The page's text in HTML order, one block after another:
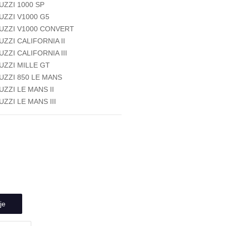
1000 SP
V1000 G5
V1000 CONVERT
CALIFORNIA II
CALIFORNIA III
MILLE GT
850 LE MANS
LE MANS II
LE MANS III